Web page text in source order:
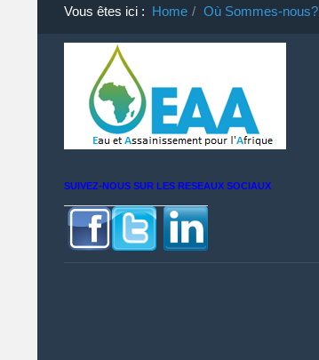
Vous êtes ici : Home Où Sommes-nous?
SUIVEZ-NOUS SUR LES RESEAUX SOCIAUX